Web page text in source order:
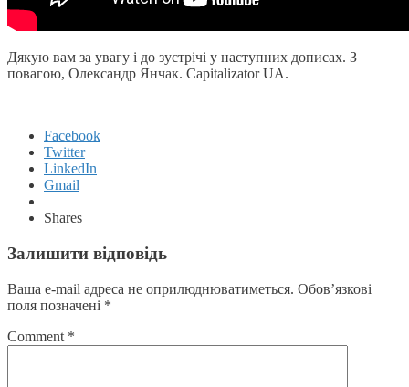
Дякую вам за увагу і до зустрічі у наступних дописах. З
повагою, Олександр Янчак. Capitalizator UA.
Facebook
Twitter
LinkedIn
Gmail
Shares
Залишити відповідь
Ваша e-mail адреса не оприлюднюватиметься. Обов’язкові
поля позначені *
Comment *